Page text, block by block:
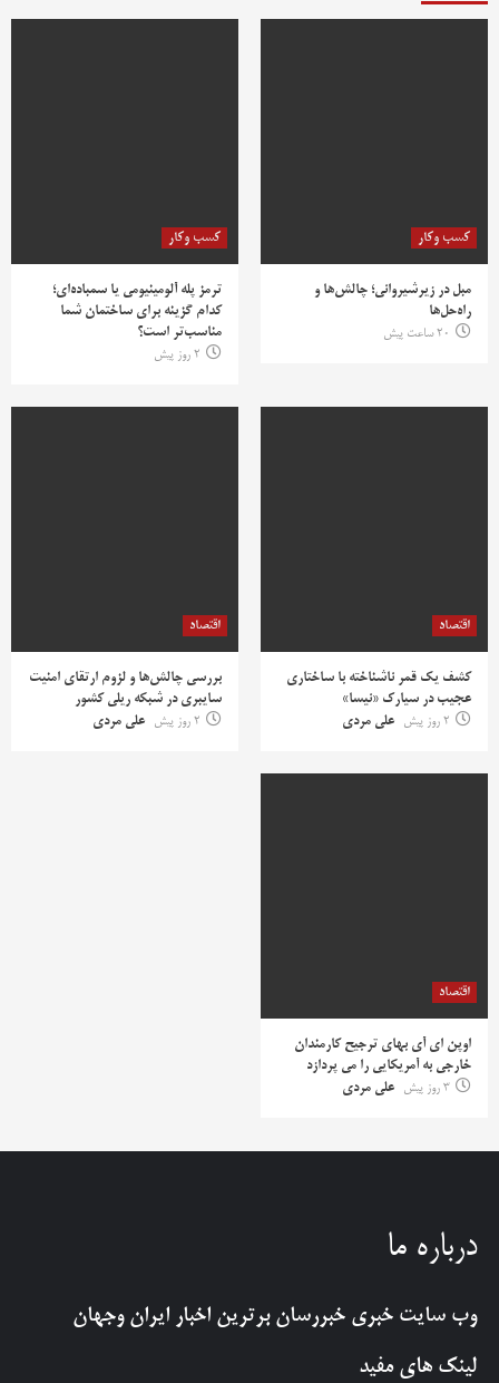
کسب وکار
مبل در زیرشیروانی؛ چالش‌ها و
راه‌حل‌ها
20 ساعت پیش
کسب وکار
ترمز پله آلومینیومی یا سمباده‌ای؛
کدام گزینه برای ساختمان شما
مناسب‌تر است؟
2 روز پیش
اقتصاد
کشف یک قمر ناشناخته با ساختاری
عجیب در سیارک «نیسا»
2 روز پیش
علی مردی
اقتصاد
بررسی چالش‌ها و لزوم ارتقای امنیت
سایبری در شبکه ریلی کشور
2 روز پیش
علی مردی
اقتصاد
اوپن ای آی بهای ترجیح کارمندان
خارجی به آمریکایی را می پردازد
3 روز پیش
علی مردی
درباره ما
وب سایت خبری خبررسان برترین اخبار ایران وجهان
لینک های مفید